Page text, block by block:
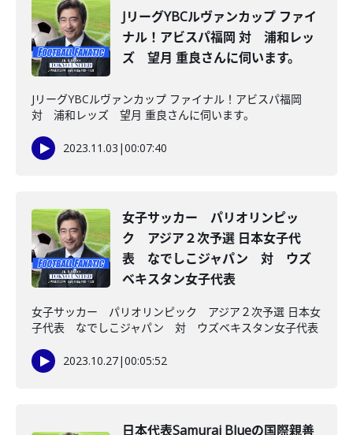
JリーグYBCルヴァンカップ ファイ
ナル！アビスパ福岡 対 浦和レッ
ズ 望月 重良さんに伺います。
JリーグYBCルヴァンカップ ファイナル！アビスパ福岡
対 浦和レッズ 望月 重良さんに伺います。
2023.11.03 |00:07:40
女子サッカー パリオリンピッ
ク アジア２次予選 日本女子代
表 なでしこジャパン 対 ウズ
ベキスタン女子代表
女子サッカー パリオリンピック アジア２次予選 日本女
子代表 なでしこジャパン 対 ウズベキスタン女子代表
2023.10.27|00:05:52
日本代表Samurai Blueの国際親善